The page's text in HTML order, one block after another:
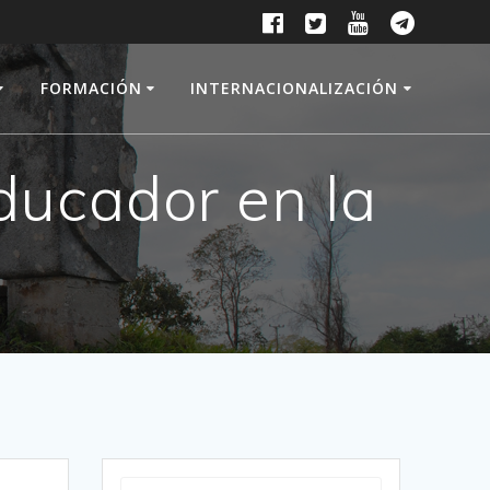
FORMACIÓN INTERNACIONALIZACIÓN
en la